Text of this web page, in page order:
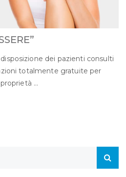
dei pazienti consulti
totalmente gratuite per
...